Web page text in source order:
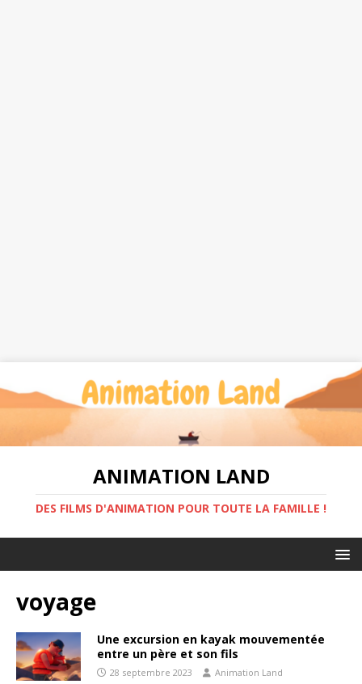
ANIMATION LAND
DES FILMS D'ANIMATION POUR TOUTE LA FAMILLE !
voyage
Une excursion en kayak mouvementée
entre un père et son fils
28 septembre 2023 Animation Land